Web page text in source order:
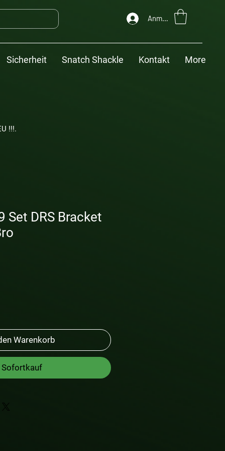
Anmelden
Sicherheit Snatch Shackle Kontakt More
!!!.
Set DRS Bracket
Warenkorb
Sofortkauf